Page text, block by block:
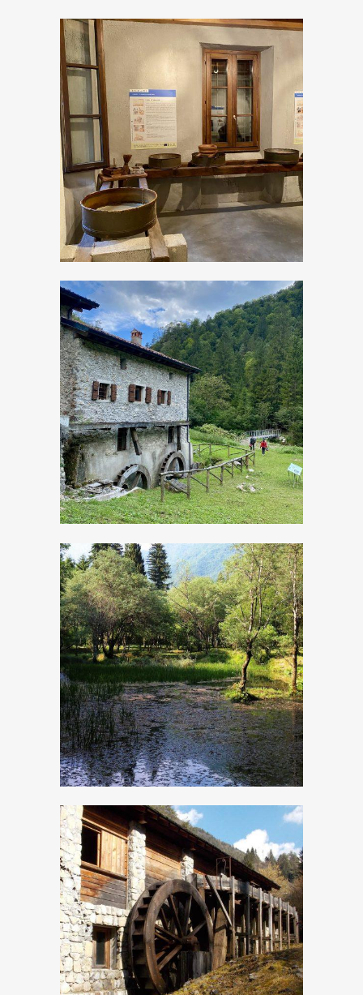
Il Caseificio: antichi
mestieri
Il vecchio Mulino
ad acqua di
Turano: antichi
mestieri
La Calchera
La segheria
veneziana